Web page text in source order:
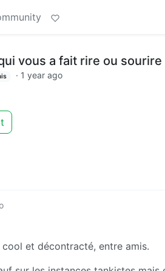
vous a fait rire ou
· 1 year ago
cool et décontracté, entre amis.